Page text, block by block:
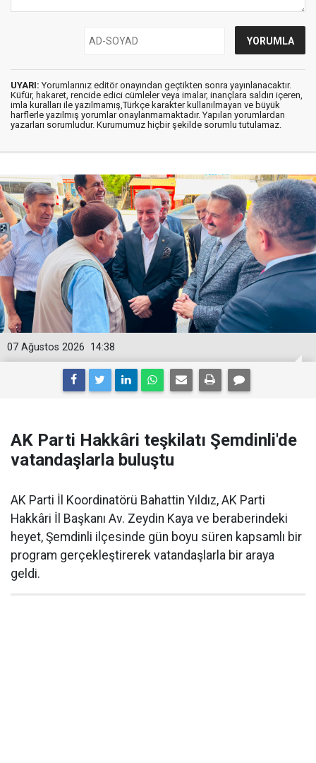
UYARI: Yorumlarınız editör onayından geçtikten sonra yayınlanacaktır.
Küfür, hakaret, rencide edici cümleler veya imalar, inançlara saldırı içeren,
imla kuralları ile yazılmamış,Türkçe karakter kullanılmayan ve büyük
harflerle yazılmış yorumlar onaylanmamaktadır. Yapılan yorumlardan
yazarları sorumludur. Kurumumuz hiçbir şekilde sorumlu tutulamaz.
14:38
07 Ağustos 2026
AK Parti Hakkâri teşkilatı Şemdinli'de
vatandaşlarla buluştu
AK Parti İl Koordinatörü Bahattin Yıldız, AK Parti
Hakkâri İl Başkanı Av. Zeydin Kaya ve beraberindeki
heyet, Şemdinli ilçesinde gün boyu süren kapsamlı bir
program gerçekleştirerek vatandaşlarla bir araya
geldi.